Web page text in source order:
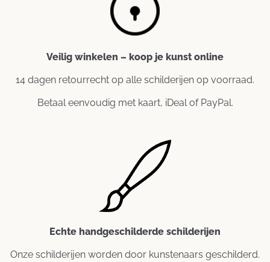
Veilig winkelen – koop je kunst online
14 dagen retourrecht op alle schilderijen op voorraad.
Betaal eenvoudig met kaart, iDeal of PayPal.
Echte handgeschilderde schilderijen
Onze schilderijen worden door kunstenaars geschilderd.